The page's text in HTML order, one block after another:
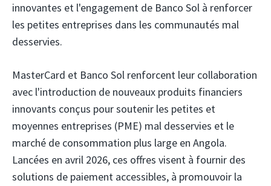
innovantes et l'engagement de Banco Sol à renforcer
les petites entreprises dans les communautés mal
desservies.
MasterCard et Banco Sol renforcent leur collaboration
avec l'introduction de nouveaux produits financiers
innovants conçus pour soutenir les petites et
moyennes entreprises (PME) mal desservies et le
marché de consommation plus large en Angola.
Lancées en avril 2026, ces offres visent à fournir des
solutions de paiement accessibles, à promouvoir la